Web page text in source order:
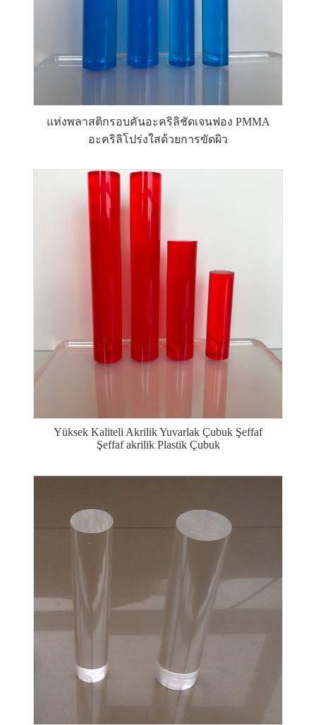
แท่งพลาสติกรอบคันอะคริลิชัดเจนฟอง PMMA
อะคริลิโปร่งใสด้วยการขัดผิว
Yüksek Kaliteli Akrilik Yuvarlak Çubuk Şeffaf
Şeffaf akrilik Plastik Çubuk